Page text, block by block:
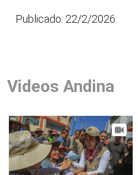
Publicado: 22/2/2026
Videos Andina